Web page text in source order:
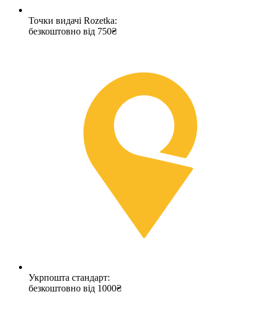
Точки видачі Rozetka:
безкоштовно від 750₴
Укрпошта стандарт:
безкоштовно від 1000₴